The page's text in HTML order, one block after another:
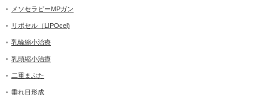
メソセラピーMPガン
リポセル（LIPOcel)
乳輪縮小治療
乳頭縮小治療
二重まぶた
垂れ目形成